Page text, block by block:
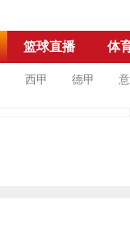
篮球直播 体
西甲 德甲